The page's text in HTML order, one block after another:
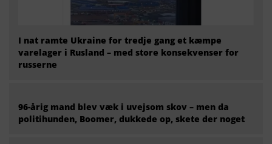
I nat ramte Ukraine for tredje gang et kæmpe
varelager i Rusland – med store konsekvenser for
russerne
96-årig mand blev væk i uvejsom skov – men da
politihunden, Boomer, dukkede op, skete der noget